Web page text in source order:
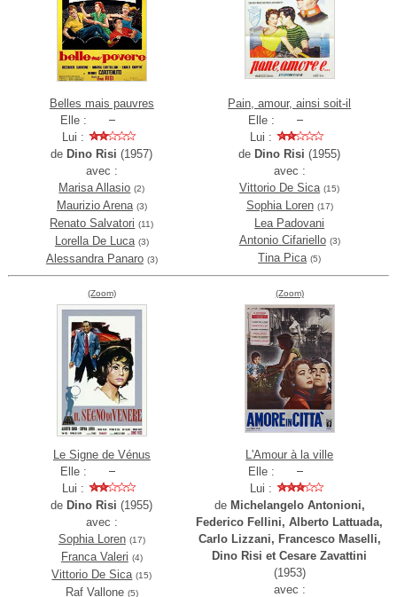
Belles mais pauvres
Elle :
Lui :
de Dino Risi (1957)
avec :
Marisa Allasio (2)
Maurizio Arena (3)
Renato Salvatori (11)
Lorella De Luca (3)
Alessandra Panaro (3)
Pain, amour, ainsi soit-il
Elle :
Lui :
de Dino Risi (1955)
avec :
Vittorio De Sica (15)
Sophia Loren (17)
Lea Padovani
Antonio Cifariello (3)
Tina Pica (5)
(Zoom)
Le Signe de Vénus
Elle :
Lui :
de Dino Risi (1955)
avec :
Sophia Loren (17)
Franca Valeri (4)
Vittorio De Sica (15)
Raf Vallone (5)
(Zoom)
L'Amour à la ville
Elle :
Lui :
de Michelangelo Antonioni,
Federico Fellini, Alberto Lattuada,
Carlo Lizzani, Francesco Maselli,
Dino Risi et Cesare Zavattini
(1953)
avec :